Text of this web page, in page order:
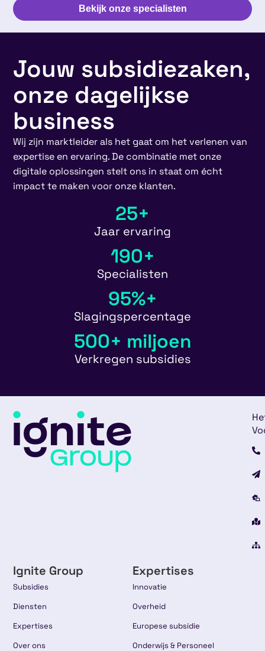
Bekijk onze specialisten
Jouw subsidiezaken,
onze dagelijkse
business
Wij zijn marktleider als het gaat om het verlenen van
expertise en ervaring. De combinatie met onze
digitale oplossingen stelt ons in staat om écht
impact te maken voor onze klanten.
Jaar ervaring
25+
Specialisten
190+
Slagingspercentage
95%+
Verkregen subsidies
500+ miljoen
Ignite Group
Subsidies
Diensten
Expertises
Over ons
Expertises
Innovatie
Overheid
Europese subsidie
Onderwijs & Personeel